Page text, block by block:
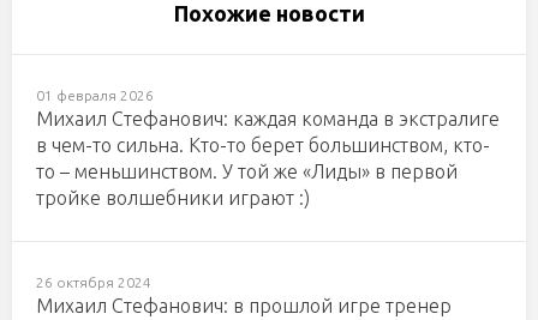
Похожие новости
01 февраля 2026
Михаил Стефанович: каждая команда в экстралиге
в чем-то сильна. Кто-то берет большинством, кто-
то – меньшинством. У той же «Лиды» в первой
тройке волшебники играют :)
26 октября 2024
Михаил Стефанович: в прошлой игре тренер